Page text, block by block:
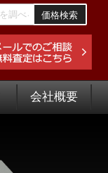
価格検索
会社概要